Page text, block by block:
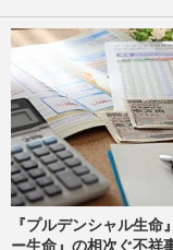
『プルデンシャル生命
ー生命』の相次ぐ不祥